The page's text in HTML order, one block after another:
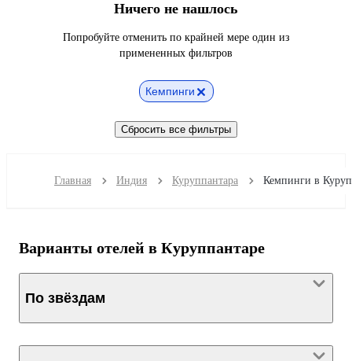
Ничего не нашлось
Попробуйте отменить по крайней мере один из
примененных фильтров
Кемпинги
Сбросить все фильтры
Главная Индия Куруппантара
Варианты отелей в Куруппантаре
По звёздам